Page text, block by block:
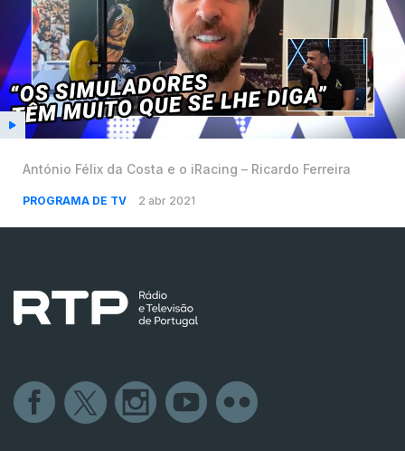
António Félix da Costa e o iRacing – Ricardo Ferreira
PROGRAMA DE TV 2 abr 2021